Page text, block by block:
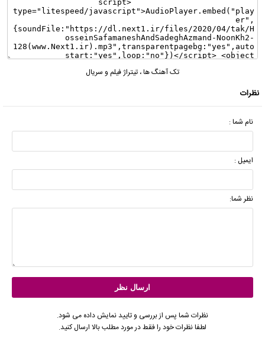
تک آهنگ ها، تیتراژ فیلم و سریال
نظرات
نام شما :
ایمیل :
نظر شما:
نظرات شما پس از بررسی و تایید نمایش داده می شود.
لطفا نظرات خود را فقط در مورد مطلب بالا ارسال کنید.